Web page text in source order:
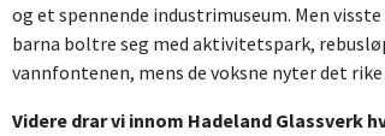
og et spennende industrimuseum. Men
barna boltre seg med aktivitetspark,
vannfontenen, mens de voksne nyter det
Videre drar vi innom Hadeland Glassverk